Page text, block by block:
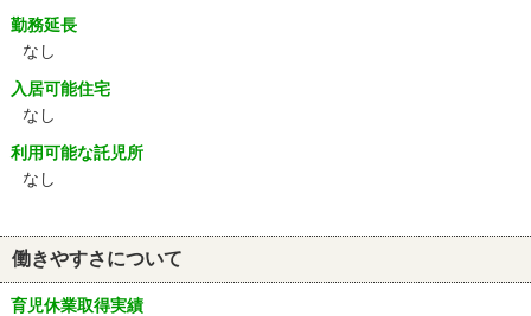
勤務延長
なし
入居可能住宅
なし
利用可能な託児所
なし
働きやすさについて
育児休業取得実績